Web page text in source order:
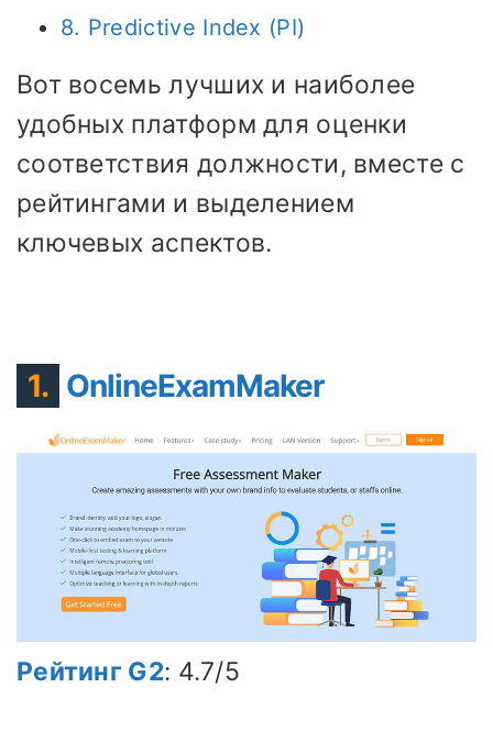
8. Predictive Index (PI)
Вот восемь лучших и наиболее
удобных платформ для оценки
соответствия должности, вместе с
рейтингами и выделением
ключевых аспектов.
1. OnlineExamMaker
Рейтинг G2: 4.7/5